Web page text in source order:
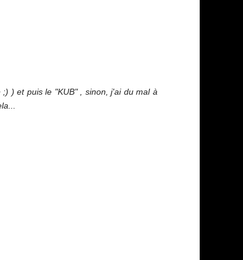
) et puis le "KUB" , sinon, j'ai du mal à